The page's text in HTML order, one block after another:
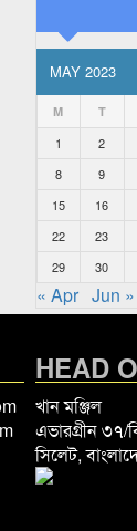
MAY 2023
M T
1 2
8
9
15
16
22
23
29
30
« Apr Jun »
HEAD
খান মঞ্জিল
এভারগ্রীন ৩৭/
সিলেট,